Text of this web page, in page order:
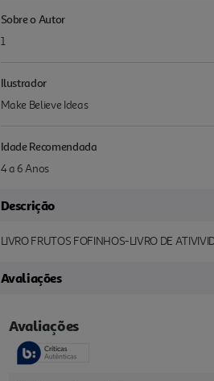
Sobre o Autor
1
Ilustrador
Make Believe Ideas
Idade Recomendada
4 a 6 Anos
Descrição
LIVRO FRUTOS FOFINHOS-LIVRO DE
Avaliações